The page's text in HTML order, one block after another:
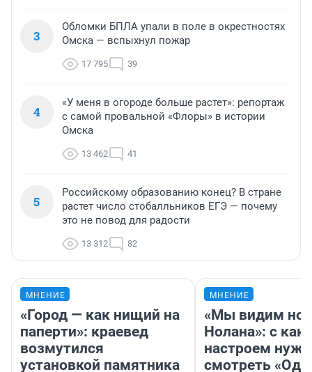
3
Обломки БПЛА упали в поле в окрестностях
Омска — вспыхнул пожар
17 795 39
4
«У меня в огороде больше растет»: репортаж
с самой провальной «Флоры» в истории
Омска
13 462 41
5
Российскому образованию конец? В стране
растет число стобалльников ЕГЭ — почему
это не повод для радости
13 312 82
МНЕНИЕ
«Город — как нищий на
паперти»: краевед
возмутился
установкой памятника
МНЕНИЕ
«Мы видим
Нолана»: с
настроем
смотреть